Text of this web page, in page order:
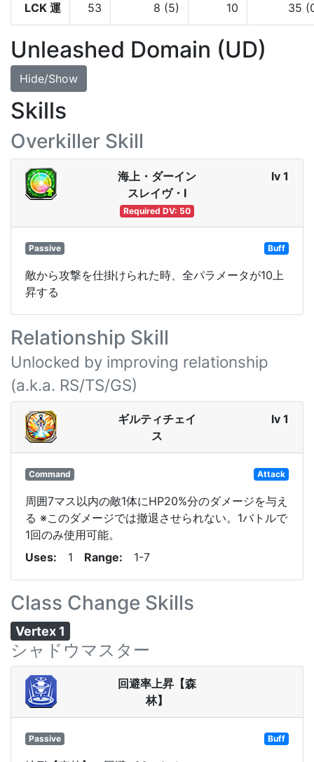
LCK 運 53 8 (5) 10 35
Unleashed Domain (UD)
Hide/Show
Skills
Overkiller Skill
海上・ダーイン
スレイヴ・Ⅰ
Required DV: 50
lv 1
Passive Buff
敵から攻撃を仕掛けられた時、全パラメータが10上
昇する
Relationship Skill
Unlocked by improving relationship
(a.k.a. RS/TS/GS)
ギルティチェイ
ス
lv 1
Command Attack
周囲7マス以内の敵1体にHP20%分のダメージを与え
る ※このダメージでは撤退させられない。1バトルで
1回のみ使用可能。
Uses
1 Range 1-7
Class Change Skills
Vertex 1
シャドウマスター
回避率上昇【森
林】
Passive Buff